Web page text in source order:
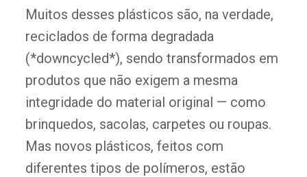
Muitos desses plásticos são, na verdade,
reciclados de forma degradada
(*downcycled*), sendo transformados em
produtos que não exigem a mesma
integridade do material original — como
brinquedos, sacolas, carpetes ou roupas.
Mas novos plásticos, feitos com
diferentes tipos de polímeros, estão